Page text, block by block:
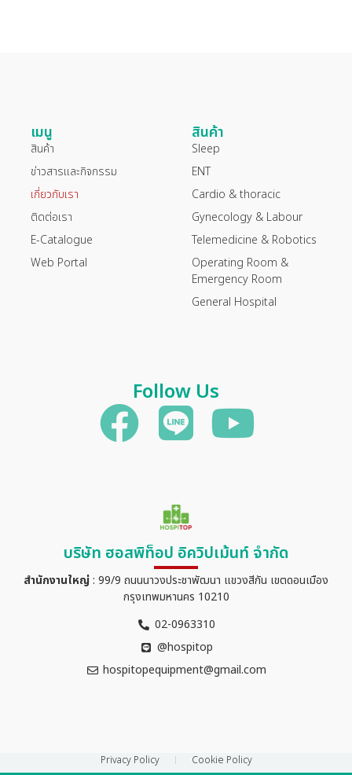
บริษัท ฮอสพิท็อป อิควิปเม้นท์ จำกัด
สำนักงานใหญ่ : 99/9 ถนนนาวงประชาพัฒนา แขวงสีกัน เขตดอนเมือง
กรุงเทพมหานคร 10210
02-0963310
@hospitop
hospitopequipment@gmail.com
เมนู
สินค้า
ข่าวสารและกิจกรรม
เกี่ยวกับเรา
ติดต่อเรา
E-Catalogue
Web Portal
สินค้า
Sleep
ENT
Cardio & thoracic
Gynecology & Labour
Telemedicine & Robotics
Operating Room &
Emergency Room
General Hospital
Follow Us
Privacy Policy Cookie Policy